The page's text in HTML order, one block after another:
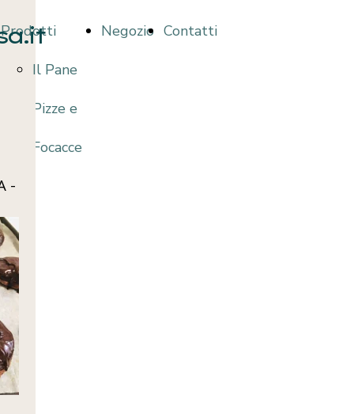
Prodotti
Il Pane
Pizze e
Focacce
Negozio Contatti
-